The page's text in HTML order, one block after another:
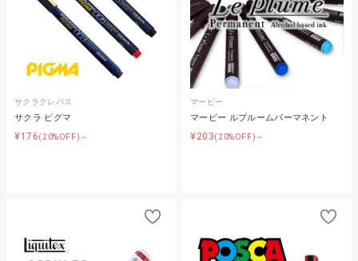
サクラクレパス
サクラ ピグマ
¥176(20%OFF)～
マービー
マービー ルプルームパーマネント
¥203(20%OFF)～